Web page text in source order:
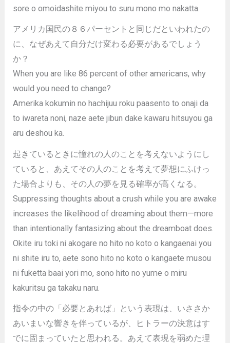
sore o omoidashite miyou to suru mono mo nakatta.
アメリカ国民の８６パーセントと同じだといわれたの
に、なぜあえて自分だけ変わる必要があるでしょう
か？
When you are like 86 percent of other americans, why
would you need to change?
Amerika kokumin no hachijuu roku paasento to onaji da
to iwareta noni, naze aete jibun dake kawaru hitsuyou ga
aru deshou ka.
起きているときに憧れの人のことを考えないようにし
ていると、あえてその人のことを考えて夢想にふけっ
た場合よりも、その人の夢を見る確率が高くなる。
Suppressing thoughts about a crush while you are awake
increases the likelihood of dreaming about them—more
than intentionally fantasizing about the dreamboat does.
Okite iru toki ni akogare no hito no koto o kangaenai you
ni shite iru to, aete sono hito no koto o kangaete musou
ni fuketta baai yori mo, sono hito no yume o miru
kakuritsu ga takaku naru.
指令の中の「必要とあれば」という表現は、いささか
あいまいな響きを伴っているが、ヒトラーの決意はす
でに固まっていたと思われる。あえて表現を弱めた理